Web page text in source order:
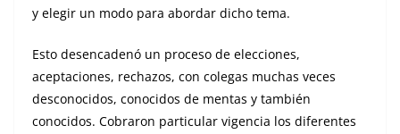
y elegir un modo para abordar dicho tema.
Esto desencadenó un proceso de elecciones,
aceptaciones, rechazos, con colegas muchas veces
desconocidos, conocidos de mentas y también
conocidos. Cobraron particular vigencia los diferentes